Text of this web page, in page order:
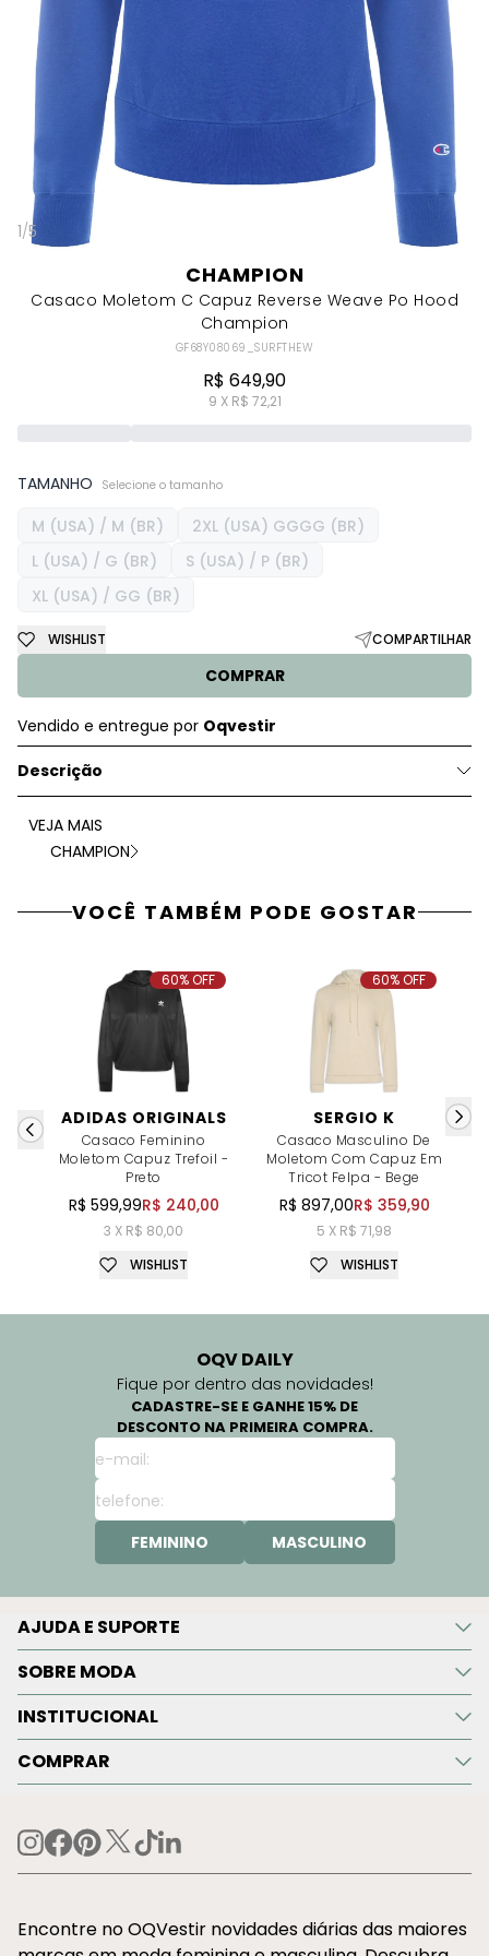
1/5
CHAMPION
Casaco Moletom C Capuz Reverse Weave Po Hood
Champion
GF68Y08069_SURFTHEW
R$ 649,90
9 X R$ 72,21
TAMANHO Selecione o tamanho
M (USA) / M (BR)
2XL (USA) GGGG (BR)
L (USA) / G (BR)
S (USA) / P (BR)
XL (USA) / GG (BR)
COMPRAR
WISHLIST COMPARTILHAR
Vendido e entregue por Oqvestir
Descrição
VEJA MAIS
CHAMPION
VOCÊ TAMBÉM PODE GOSTAR
ADIDAS ORIGINALS
Casaco Feminino
Moletom Capuz Trefoil -
Preto
R$ 599,99R$ 240,00
3 X R$ 80,00
60% OFF
WISHLIST
SERGIO K
Casaco Masculino De
Moletom Com Capuz Em
Tricot Felpa - Bege
R$ 897,00R$ 359,90
5 X R$ 71,98
60% OFF
WISHLIST
OQV DAILY
Fique por dentro das novidades!
CADASTRE-SE E GANHE 15% DE
DESCONTO NA PRIMEIRA COMPRA.
FEMININO MASCULINO
AJUDA E SUPORTE
SOBRE MODA
INSTITUCIONAL
COMPRAR
Encontre no OQVestir novidades diárias das maiores